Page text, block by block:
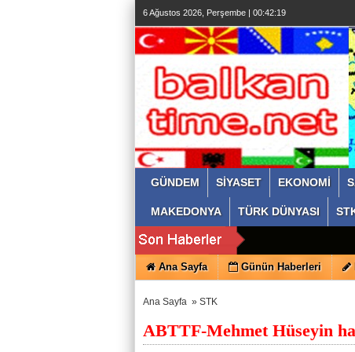
6 Ağustos 2026, Perşembe | 00:42:20
GÜNDEM SİYASET EKONOMİ
MAKEDONYA TÜRK DÜNYASI
Ana Sayfa Günün Haberleri
Ana Sayfa » STK
ABTTF-Mehmet Hüseyin